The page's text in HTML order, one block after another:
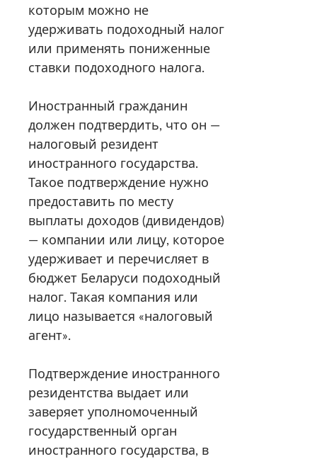
которым можно не
удерживать подоходный налог
или применять пониженные
ставки подоходного налога.
Иностранный гражданин
должен подтвердить, что он —
налоговый резидент
иностранного государства.
Такое подтверждение нужно
предоставить по месту
выплаты доходов (дивидендов)
— компании или лицу, которое
удерживает и перечисляет в
бюджет Беларуси подоходный
налог. Такая компания или
лицо называется «налоговый
агент».
Подтверждение иностранного
резидентства выдает или
заверяет уполномоченный
государственный орган
иностранного государства, в